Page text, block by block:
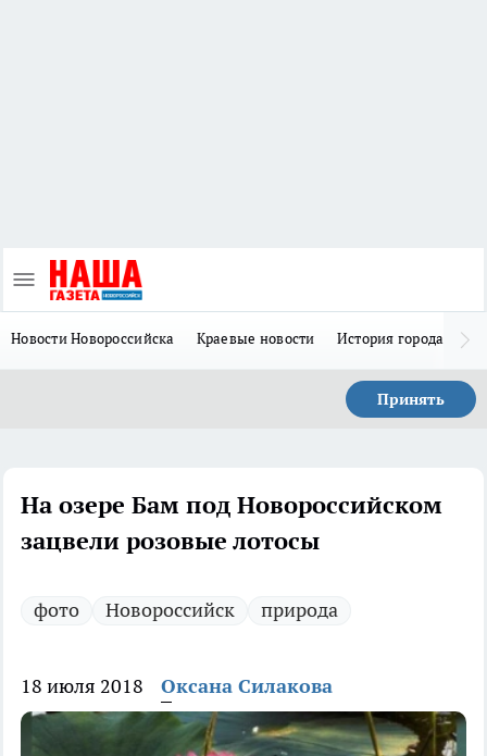
Новости Новороссийска Краевые новости История города Н
Принять
На озере Бам под Новороссийском
зацвели розовые лотосы
фото Новороссийск природа
18 июля 2018 Оксана Силакова